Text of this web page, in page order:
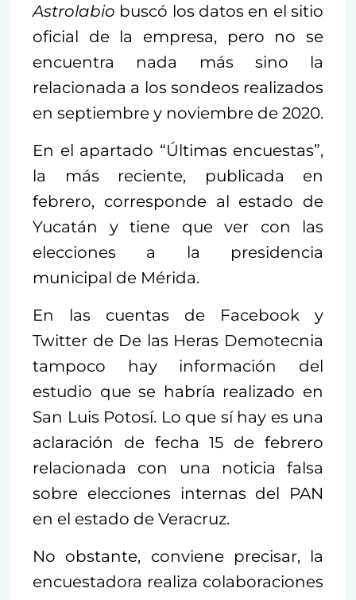
Astrolabio buscó los datos en el sitio
oficial de la empresa, pero no se
encuentra nada más sino la
relacionada a los sondeos realizados
en septiembre y noviembre de 2020.
En el apartado “Últimas encuestas”,
la más reciente, publicada en
febrero, corresponde al estado de
Yucatán y tiene que ver con las
elecciones a la presidencia
municipal de Mérida.
En las cuentas de Facebook y
Twitter de De las Heras Demotecnia
tampoco hay información del
estudio que se habría realizado en
San Luis Potosí. Lo que sí hay es una
aclaración de fecha 15 de febrero
relacionada con una noticia falsa
sobre elecciones internas del PAN
en el estado de Veracruz.
No obstante, conviene precisar, la
encuestadora realiza colaboraciones